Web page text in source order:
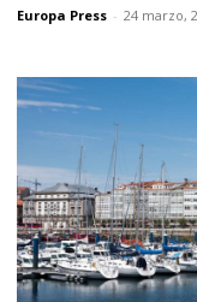
Europa Press - 24 marzo,